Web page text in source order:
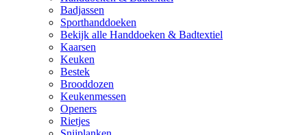
Badjassen
Sporthanddoeken
Bekijk alle Handdoeken & Badtextiel
Kaarsen
Keuken
Bestek
Brooddozen
Keukenmessen
Openers
Rietjes